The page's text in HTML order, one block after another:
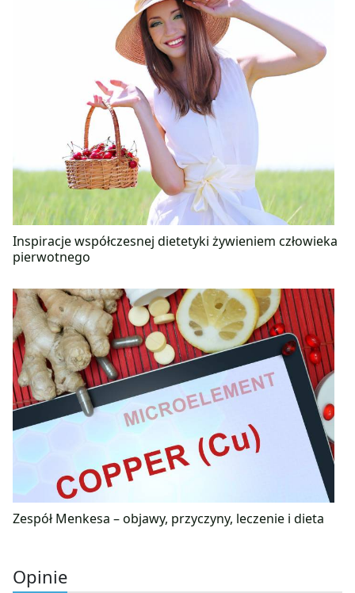
Inspiracje współczesnej dietetyki żywieniem człowieka
pierwotnego
Zespół Menkesa – objawy, przyczyny, leczenie i dieta
Opinie